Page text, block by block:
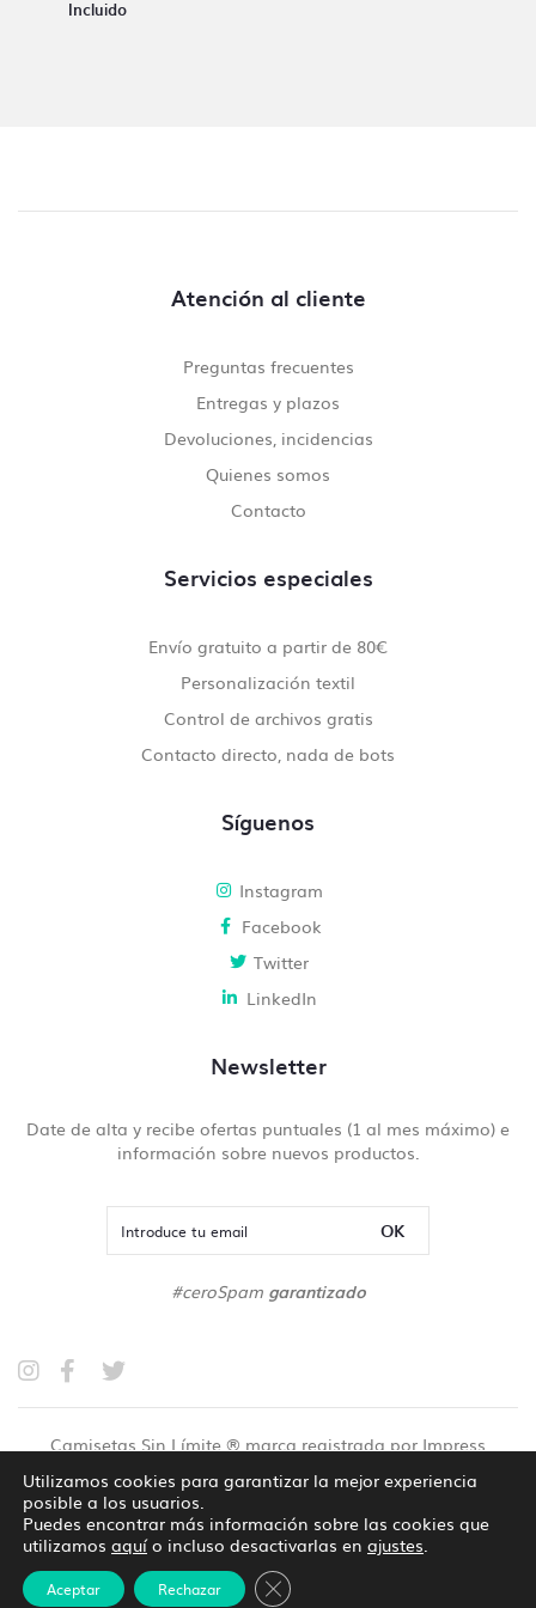
Incluido
Atención al cliente
Preguntas frecuentes
Entregas y plazos
Devoluciones, incidencias
Quienes somos
Contacto
Servicios especiales
Envío gratuito a partir de 80€
Personalización textil
Control de archivos gratis
Contacto directo, nada de bots
Síguenos
Instagram
Facebook
Twitter
LinkedIn
Newsletter
Date de alta y recibe ofertas puntuales (1 al mes máximo) e
información sobre nuevos productos.
OK
#ceroSpam garantizado
Camisetas Sin Límite ® marca registrada por Impress
Política de privacidad
Política de cookies
Ajustes de cookies
Utilizamos cookies para garantizar la mejor experiencia
posible a los usuarios.
Puedes encontrar más información sobre las cookies que
utilizamos aquío incluso desactivarlas en ajustes.
Aceptar Rechazar Cerrar el banner de cookies